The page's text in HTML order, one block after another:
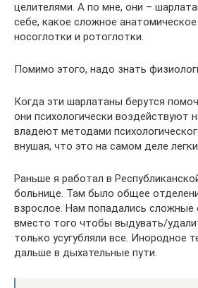
целителями. А по мне, они –
себе, какое сложное
носоглотки и ротоглотки.
Помимо этого, надо знать
Когда эти шарлатаны берутся
они психологически воздействуют
владеют методами
внушая, что это на самом деле
Раньше я работал в
больнице. Там было общее
взрослое. Нам попадались сложные
вместо того чтобы выдувать/
только усугубляли все. Инородное
дальше в дыхательные пути.